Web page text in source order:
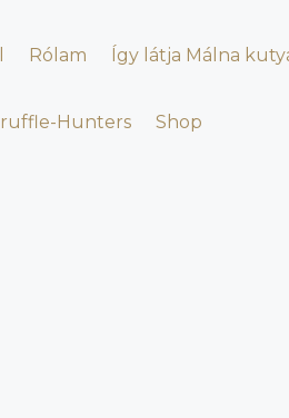
Rólam Így látja Málna
Hunters Shop